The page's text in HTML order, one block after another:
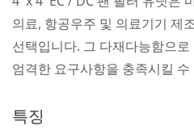
의료, 항공우주 및 의료기기 제
선택입니다. 그 다재다능함으
엄격한 요구사항을 충족시킬 수
특징